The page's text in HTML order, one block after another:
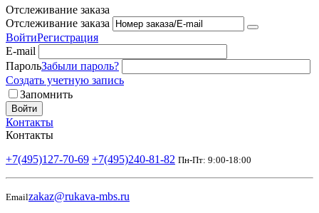
Отслеживание заказа
Отслеживание заказа
ВойтиРегистрация
E-mail
ПарольЗабыли пароль?
Создать учетную запись
Запомнить
Войти
Контакты
Контакты
+7(495)127-70-69 +7(495)240-81-82 Пн-Пт: 9:00-18:00
Emailzakaz@rukava-mbs.ru